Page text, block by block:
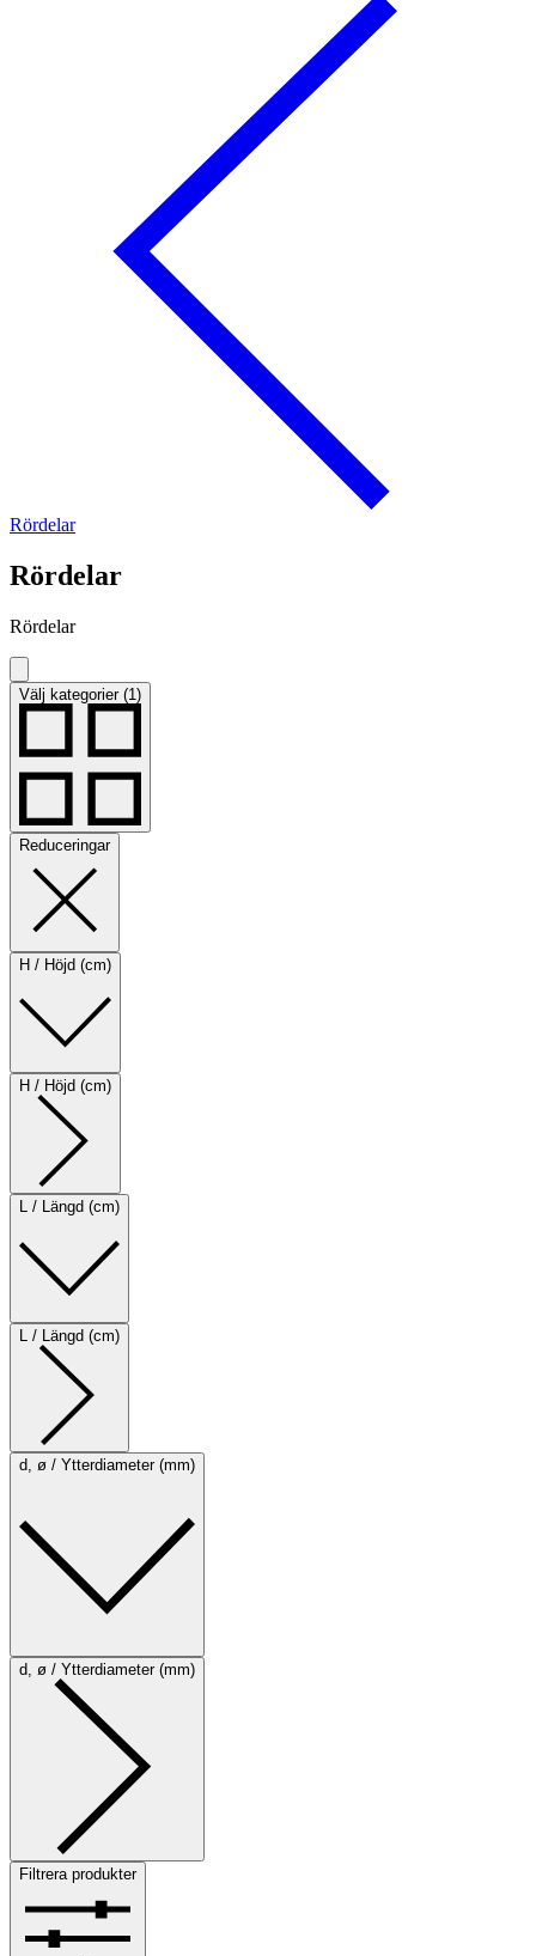
Rördelar
Rördelar
Rördelar
Välj kategorier (1)
Reduceringar
H / Höjd (cm)
H / Höjd (cm)
L / Längd (cm)
L / Längd (cm)
d, ø / Ytterdiameter (mm)
d, ø / Ytterdiameter (mm)
Filtrera produkter